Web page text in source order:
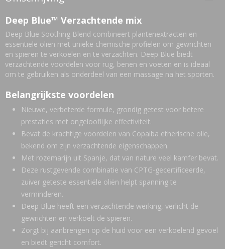
0,10 Kg
Deep Blue™ Verzachtende mix
Deep Blue Soothing Blend combineert plantenextracten en
essentiële oliën met unieke chemische profielen om gewrichten
en spieren te verkoelen en te verzachten. Deep Blue biedt
verzachtende voordelen voor rug, benen en voeten en is ideaal
om te gebruiken als onderdeel van een massage na het sporten.
Belangrijkste voordelen
Nieuwe, verbeterde formule, grondig getest voor betere
prestaties met ongelooflijke effectiviteit.
Bevat de krachtige voordelen van Copaiba etherische olie,
bekend om zijn verzachtende eigenschappen.
Met rozemarijn uit Spanje, dat van nature veel kamfer bevat.
Deze rustgevende combinatie van CPTG-gecertificeerde,
zuiver geteste essentiële oliën helpt spanning te
verminderen.
Deep Blue heeft een verzachtende werking, verlicht de
gewrichten en verkoelt de spieren.
Zorgt bij aanbrengen op de huid voor een verkoelend gevoel
en biedt gericht comfort.